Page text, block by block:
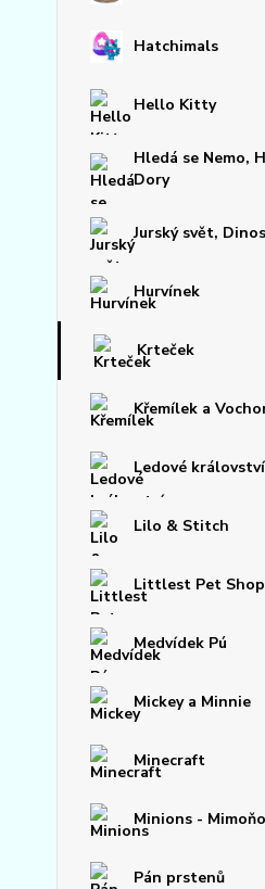
Hatchimals
Hello Kitty
Hledá se Nemo,
Dory
Jurský svět,
Hurvínek
Krteček
Křemílek a
Ledové království
Lilo & Stitch
Littlest Pet Shop
Medvídek Pú
Mickey a Minnie
Minecraft
Minions -
Pán prstenů